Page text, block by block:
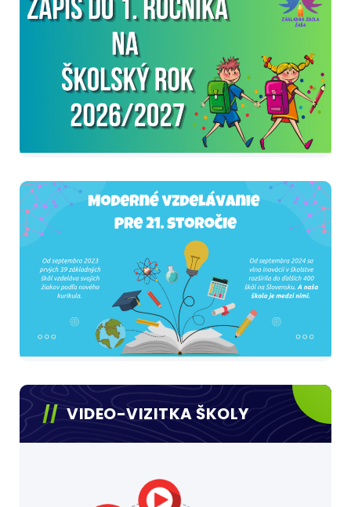
VIDEO-VIZITKA ŠKOLY